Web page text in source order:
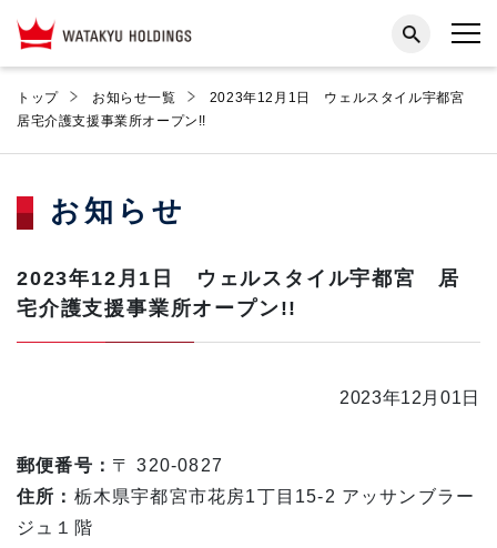
トップ お知らせ一覧
2023年12月1日 ウェルスタイル宇都宮
居宅介護支援事業所オープン!!
お知らせ
2023年12月1日 ウェルスタイル宇都宮 居
宅介護支援事業所オープン!!
2023年12月01日
郵便番号： 〒 320-0827
住所： 栃木県宇都宮市花房1丁目15-2 アッサンブラー
ジュ１階